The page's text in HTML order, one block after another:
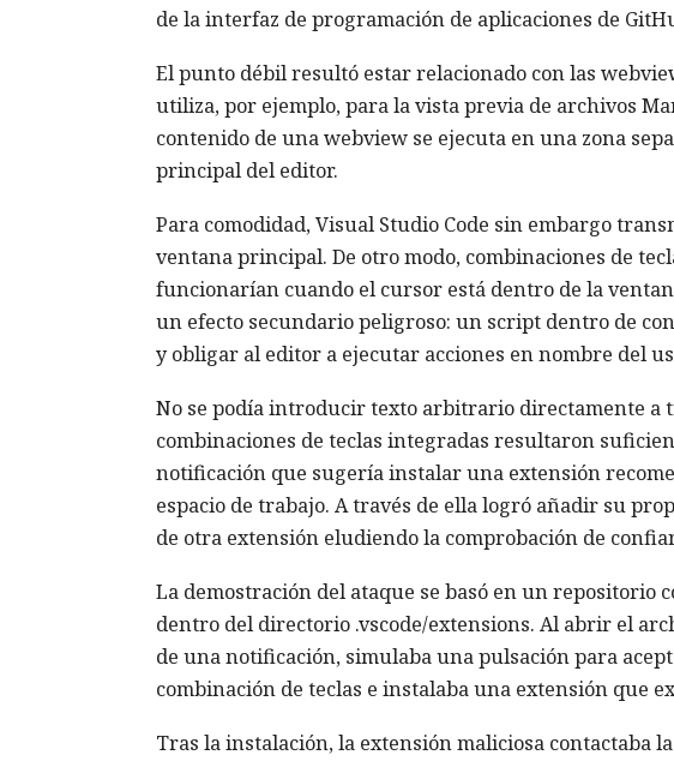
de la interfaz de programación de aplicaciones de
El punto débil resultó estar relacionado con las
utiliza, por ejemplo, para la vista previa de archivos
contenido de una webview se ejecuta en una zona
principal del editor.
Para comodidad, Visual Studio Code sin embargo
ventana principal. De otro modo, combinaciones de
funcionarían cuando el cursor está dentro de la
un efecto secundario peligroso: un script dentro de
y obligar al editor a ejecutar acciones en nombre del
No se podía introducir texto arbitrario directamente a
combinaciones de teclas integradas resultaron
notificación que sugería instalar una extensión
espacio de trabajo. A través de ella logró añadir su
de otra extensión eludiendo la comprobación de
La demostración del ataque se basó en un repositorio
dentro del directorio .vscode/extensions. Al abrir el
de una notificación, simulaba una pulsación para
combinación de teclas e instalaba una extensión que
Tras la instalación, la extensión maliciosa contactaba